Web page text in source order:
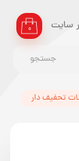
جستجو
۰ سایت
تحفیف دار